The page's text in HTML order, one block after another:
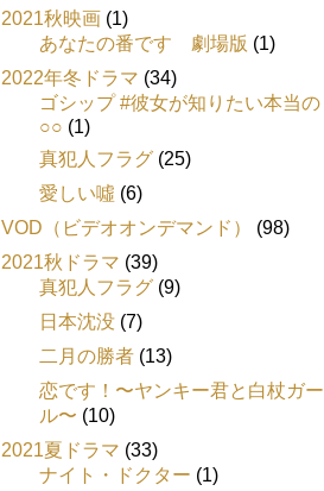
2021秋映画 (1)
あなたの番です 劇場版 (1)
2022年冬ドラマ (34)
ゴシップ #彼女が知りたい本当の
○○ (1)
真犯人フラグ (25)
愛しい噓 (6)
VOD（ビデオオンデマンド）
(98)
2021秋ドラマ (39)
真犯人フラグ (9)
日本沈没 (7)
二月の勝者 (13)
恋です！〜ヤンキー君と白杖ガー
ル〜 (10)
2021夏ドラマ (33)
ナイト・ドクター (1)